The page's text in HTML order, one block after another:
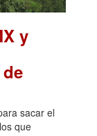
y
sacar el
que